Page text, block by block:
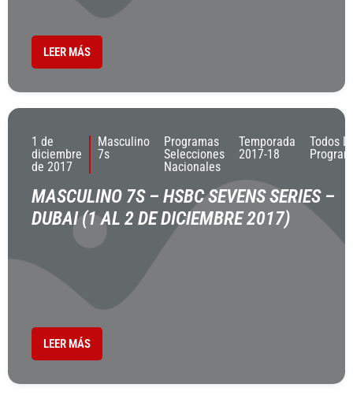
LEER MÁS
1 de
diciembre
de 2017
Masculino
7s
Programas
Selecciones
Nacionales
Temporada
2017-18
Todos
MASCULINO 7S – HSBC SEVENS SERIES –
DUBAI (1 AL 2 DE DICIEMBRE 2017)
LEER MÁS